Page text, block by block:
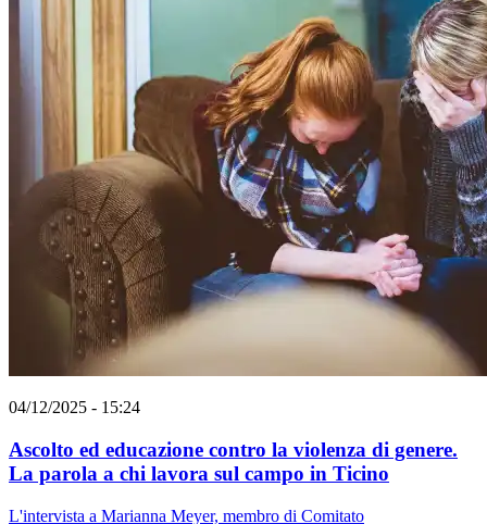
04/12/2025 - 15:24
Ascolto ed educazione contro la violenza di genere.
La parola a chi lavora sul campo in Ticino
L'intervista a Marianna Meyer, membro di Comitato